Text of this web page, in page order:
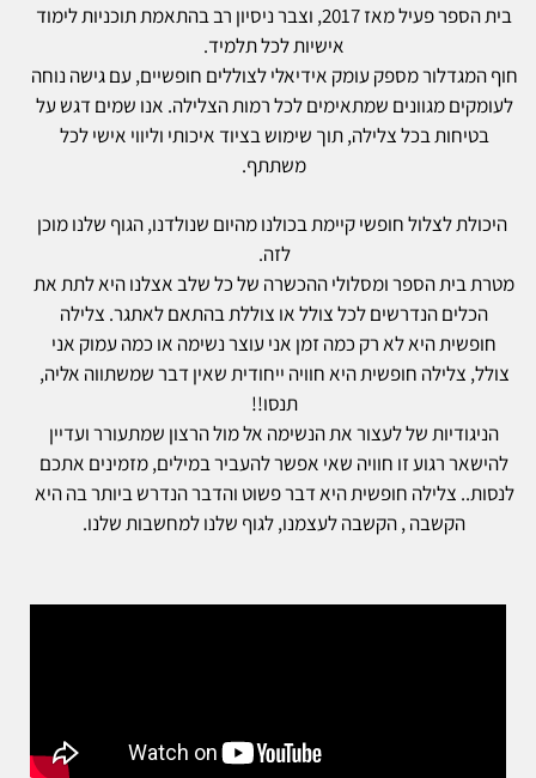
בית הספר פעיל מאז 2017, וצבר ניסיון רב בהתאמת תוכניות לימוד
אישיות לכל תלמיד.
חוף המגדלור מספק עומק אידיאלי לצוללים חופשיים, עם גישה נוחה
לעומקים מגוונים שמתאימים לכל רמות הצלילה. אנו שמים דגש על
בטיחות בכל צלילה, תוך שימוש בציוד איכותי וליווי אישי לכל
משתתף.
היכולת לצלול חופשי קיימת בכולנו מהיום שנולדנו, הגוף שלנו מוכן
לזה.
מטרת בית הספר ומסלולי ההכשרה של כל שלב אצלנו היא לתת את
הכלים הנדרשים לכל צולל או צוללת בהתאם לאתגר. צלילה
חופשית היא לא רק כמה זמן אני עוצר נשימה או כמה עמוק אני
צולל, צלילה חופשית היא חוויה ייחודית שאין דבר שמשתווה אליה,
תנסו!!
הניגודיות של לעצור את הנשימה אל מול הרצון שמתעורר ועדיין
להישאר רגוע זו חוויה שאי אפשר להעביר במילים, מזמינים אתכם
לנסות.. צלילה חופשית היא דבר פשוט והדבר הנדרש ביותר בה היא
הקשבה , הקשבה לעצמנו, לגוף שלנו למחשבות שלנו.